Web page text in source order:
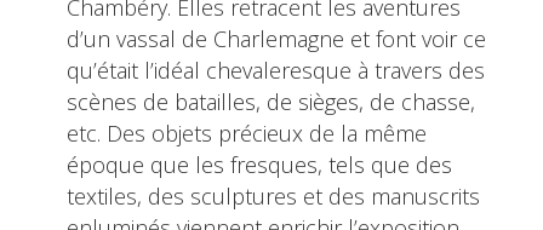
Chambéry. Elles retracent les aventures
d’un vassal de Charlemagne et font voir ce
qu’était l’idéal chevaleresque à travers des
scènes de batailles, de sièges, de chasse,
etc. Des objets précieux de la même
époque que les fresques, tels que des
textiles, des sculptures et des manuscrits